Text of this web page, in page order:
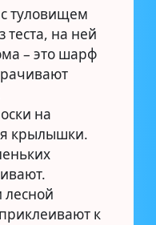
туловищем
теста, на ней
– это шарф
на
крылышки.
лесной
к